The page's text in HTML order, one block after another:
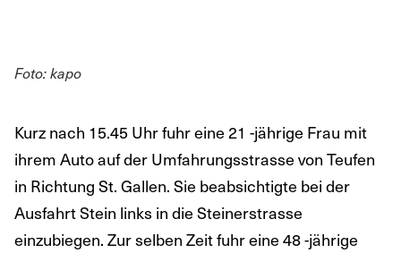
Foto: kapo
Kurz nach 15.45 Uhr fuhr eine 21 -jährige Frau mit
ihrem Auto auf der Umfahrungsstrasse von Teufen
in Richtung St. Gallen. Sie beabsichtigte bei der
Ausfahrt Stein links in die Steinerstrasse
einzubiegen. Zur selben Zeit fuhr eine 48 -jährige